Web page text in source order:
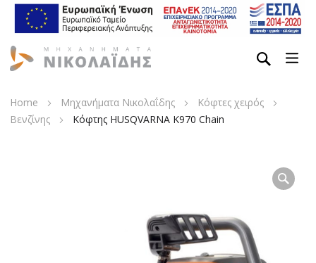
Home Μηχανήματα Νικολαΐδης
Κόφτες χειρός
Βενζίνης
Κόφτης HUSQVARNA K970 Chain